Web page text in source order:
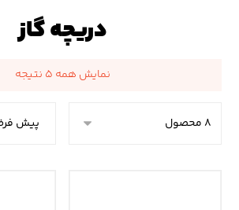
دریچه گاز
نمایش همه ۵ نتیجه